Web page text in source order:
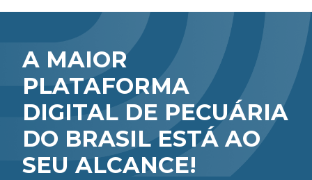
A MAIOR
PLATAFORMA
DIGITAL DE PECUÁRIA
DO BRASIL ESTÁ AO
SEU ALCANCE!